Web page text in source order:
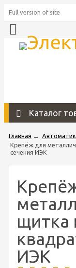
Full version of site
Каталог
Главная →
Крепёж для
сечения ИЭК
щитка
ИЭК